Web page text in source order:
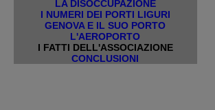
LA DISOCCUPAZIONE
I NUMERI DEI PORTI LIGURI
GENOVA E IL SUO PORTO
L'AEROPORTO
I FATTI DELL'ASSOCIAZIONE
CONCLUSIONI